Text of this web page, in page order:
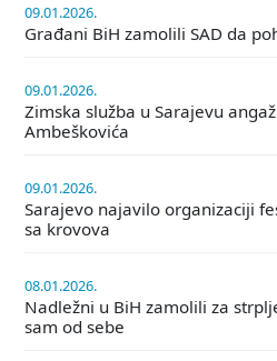
09.01.2026.
Građani BiH zamolili SAD da
09.01.2026.
Zimska služba u Sarajevu
Ambeškovića
09.01.2026.
Sarajevo najavilo organizaciji
sa krovova
08.01.2026.
Nadležni u BiH zamolili za
sam od sebe